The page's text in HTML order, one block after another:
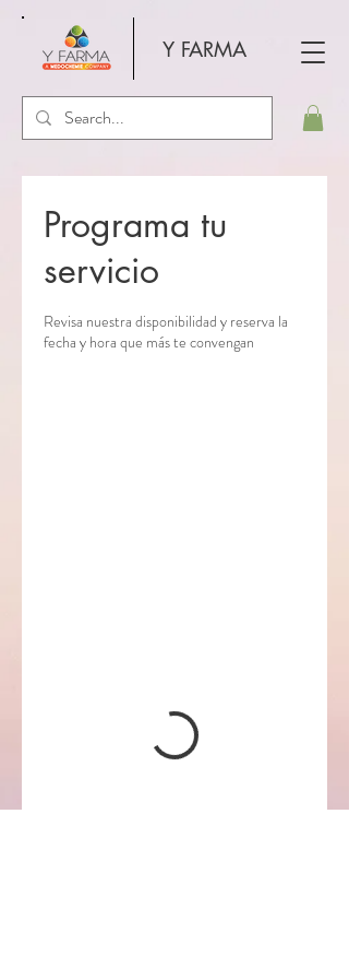
Y FARMA
Programa tu
servicio
Revisa nuestra disponibilidad y reserva la
fecha y hora que más te convengan